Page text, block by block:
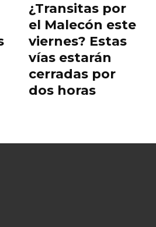
¿Transitas por
el Malecón este
viernes? Estas
vías estarán
cerradas por
dos horas